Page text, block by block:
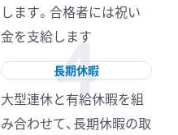
します。合格者には祝い
金を支給します
長期休暇
4
大型連休と有給休暇を組
み合わせて、長期休暇の取